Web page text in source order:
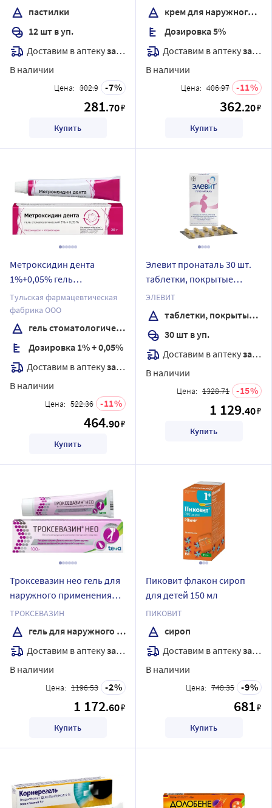
пастилки
12 шт в уп.
Доставим в аптекузавтра
В наличии
Цена: 302.9 7
281.70₽
Купить
крем для наружного применения
Дозировка 5%
Доставим в аптекузавтра
В наличии
Цена: 406.97 11
362.20₽
Купить
Метроксидин дента
1%+0,05% гель
стоматологический 20 гр
Тульская фармацевтическая
фабрика ООО
гель стоматологический
Дозировка 1% + 0,05%
Доставим в аптекузавтра
В наличии
Цена: 522.36 11
464.90₽
Купить
Элевит пронаталь 30 шт.
таблетки, покрытые
пленочной оболочкой
ЭЛЕВИТ
таблетки, покрытые пленочной оболочкой
30 шт в уп.
Доставим в аптекузавтра
В наличии
Цена: 1328.71 15
1 129.40₽
Купить
Троксевазин нео гель для
наружного применения
100 гр
ТРОКСЕВАЗИН
гель для наружного применения
Доставим в аптекузавтра
В наличии
Цена: 1196.53 2
1 172.60₽
Купить
Пиковит флакон сироп
для детей 150 мл
ПИКОВИТ
сироп
Доставим в аптекузавтра
В наличии
Цена: 748.35 9
681₽
Купить